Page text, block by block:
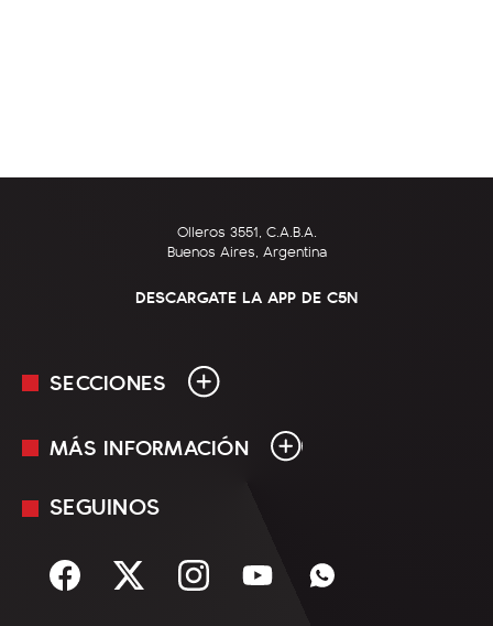
Olleros 3551, C.A.B.A.
Buenos Aires, Argentina
DESCARGATE LA APP DE C5N
SECCIONES
En Vivo
Sociedad
MÁS INFORMACIÓN
Mediakit
Términos y condiciones
SEGUINOS